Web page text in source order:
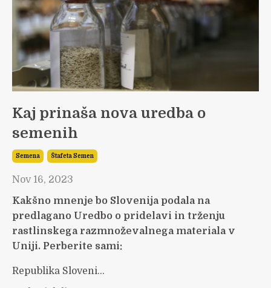
Kaj prinaša nova uredba o
semenih
Semena Štafeta Semen
Nov 16, 2023
Kakšno mnenje bo Slovenija podala na
predlagano Uredbo o pridelavi in trženju
rastlinskega razmnoževalnega materiala v
Uniji. Perberite sami:
Republika Sloveni...